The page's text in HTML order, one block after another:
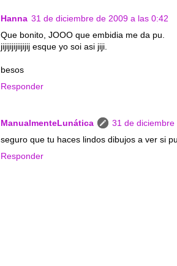
Hanna 31 de diciembre de 2009 a las 0:42
Que bonito, JOOO que embidia me da pu.
jijijijijiijijij esque yo soi asi jiji.
besos
Responder
ManualmenteLunática
31 de
seguro que tu haces lindos dibujos a ver si
Responder